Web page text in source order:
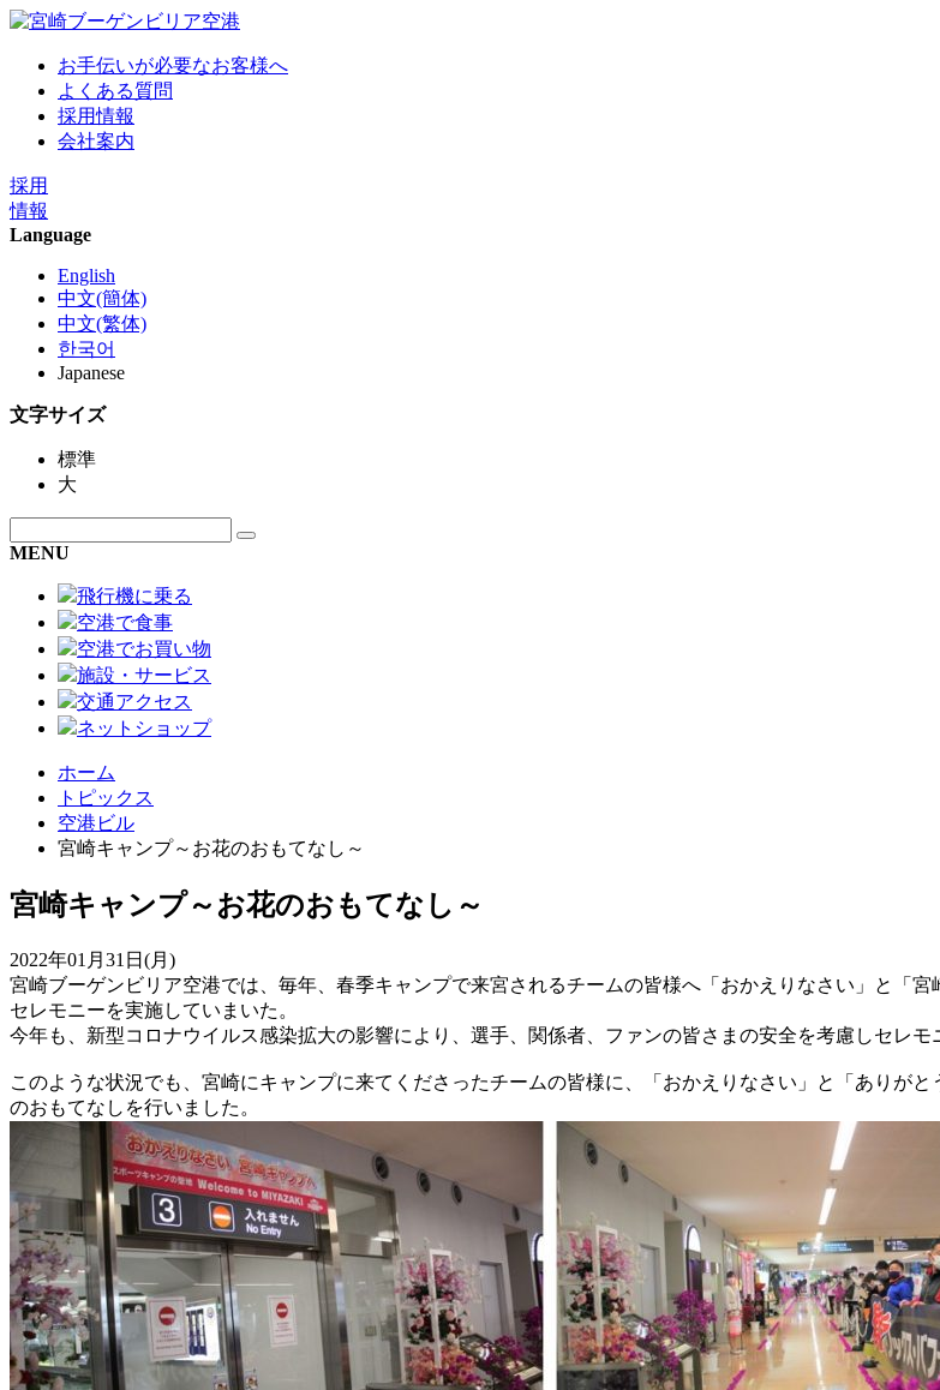
お手伝いが必要なお客様へ
よくある質問
採用情報
会社案内
採用
情報
Language
English
中文(簡体)
中文(繁体)
한국어
Japanese
文字サイズ
標準
大
MENU
飛行機に乗る
空港で食事
空港でお買い物
施設・サービス
交通アクセス
ネットショップ
ホーム
トピックス
空港ビル
宮崎キャンプ～お花のおもてなし～
宮崎キャンプ～お花のおもてなし～
2022年01月31日(月)
宮崎ブーゲンビリア空港では、毎年、春季キャンプで来宮されるチームの皆様へ「おかえりなさい」と「
セレモニーを実施していまいた。
今年も、新型コロナウイルス感染拡大の影響により、選手、関係者、ファンの皆さまの安全を考慮しセレモ
このような状況でも、宮崎にキャンプに来てくださったチームの皆様に、「おかえりなさい」と「ありが
のおもてなしを行いました。